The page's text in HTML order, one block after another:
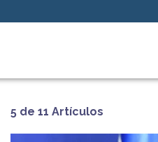
5 de 11 Artículos